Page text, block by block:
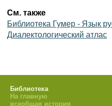
См. также
Библиотека Гумер - Язык
Диалектологический атлас
Библиотека
На главную
всеобщая история